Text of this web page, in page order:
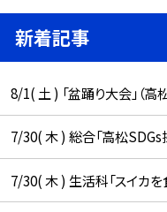
新着記事
8/1( 土 ) 「盆踊り大会」（高
7/30( 木 ) 総合「高松SDGs
7/30( 木 ) 生活科「スイカを